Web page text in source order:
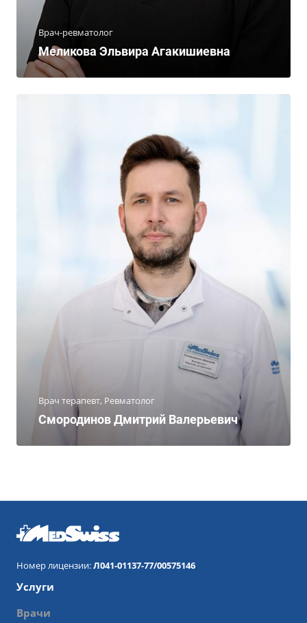
Врач-ревматолог
Меликова Эльвира Агакишиевна
Врач терапевт, Ревматолог
Смородинов Дмитрий Валерьевич
Номер лицензии:Л041-01137-77/00575146
Услуги
Врачи